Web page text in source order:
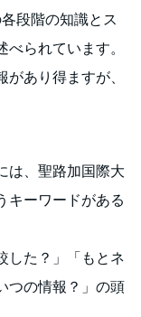
各段階の知識とス
られています。
あり得ますが、
は、聖路加国際大
キーワードがある
した？」「もとネ
つの情報？」の頭